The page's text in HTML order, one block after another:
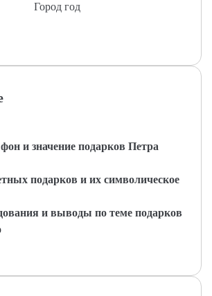
Город год
и значение подарков Петра
подарков и их символическое
и выводы по теме подарков